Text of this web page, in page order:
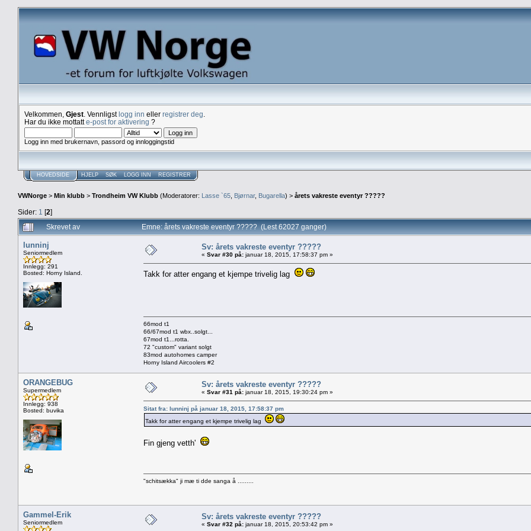
Velkommen, Gjest . Vennligstlogg inn eller registrer deg
Har du ikke mottatte-post for aktivering ?
Logg inn med brukernavn, passord og innloggingstid
HOVEDSIDE HJELP SØK LOGG INN REGISTRER
VWNorge > Min klubb > Trondheim VW Klubb (Moderatorer: Lasse `65 Bjørnar, Bugarella) > årets vakreste eventyr ?????
Sider: 1 [2]
Skrevet av Emne: årets vakreste eventyr ????? (Lest 62027 ganger)
lunninj
Seniormedlem
Innlegg: 291
Bosted: Horny Island.
Sv: årets vakreste eventyr ?????
« Svar #30 på: januar 18, 2015, 17:58:37 pm »
Takk for atter engang et kjempe trivelig lag
66mod t1
66/67mod t1 wbx..solgt...
67mod t1...rotta.
72 "custom" variant solgt
83mod autohomes camper
Horny Island Aircoolers #2
ORANGEBUG
Supermedlem
Innlegg: 938
Bosted: buvika
Sv: årets vakreste eventyr ?????
« Svar #31 på: januar 18, 2015, 19:30:24 pm »
Sitat fra: lunninj på januar 18, 2015, 17:58:37 pm
Takk for atter engang et kjempe trivelig lag
Fin gjeng vetth'
"schitsækka" ji mæ ti dde sanga å .........
Gammel-Erik
Seniormedlem
Sv: årets vakreste eventyr ?????
« Svar #32 på: januar 18, 2015, 20:53:42 pm »